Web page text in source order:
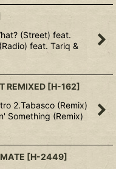
(Street) feat.
feat. Tariq &
REMIXED [H-162]
2.Tabasco (Remix)
Something (Remix)
[H-2449]